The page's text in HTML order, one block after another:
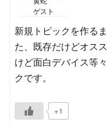
ゲスト
新規トピックを作る
た、既存だけどオス
けど面白デバイス等
クです。
+1